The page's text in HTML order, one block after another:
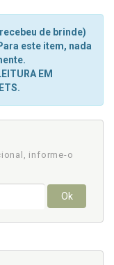
de brinde)
este item, nada
EM
informe-o
Ok